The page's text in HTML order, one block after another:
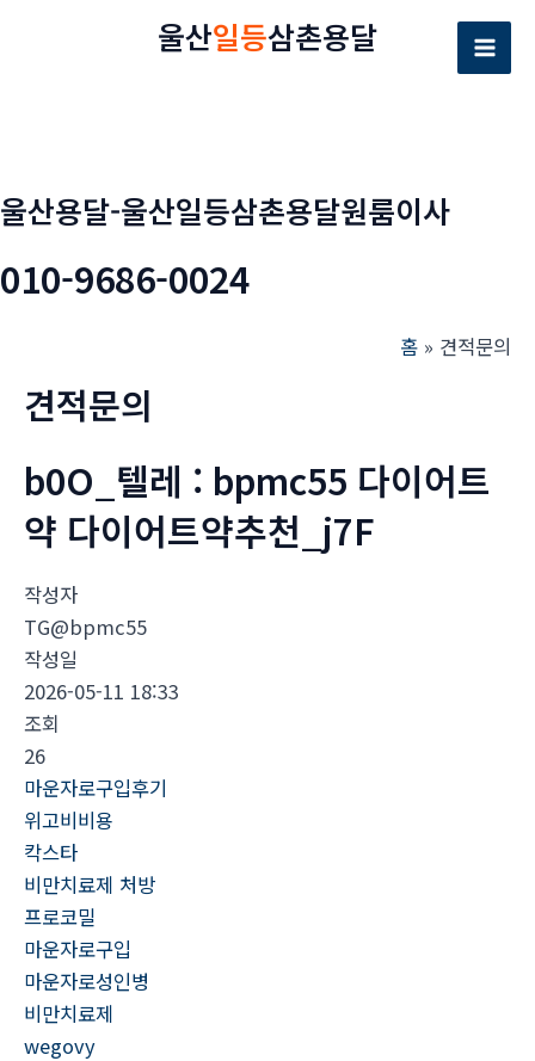
뛰
울산일등삼촌용달
Main
울산용달-울산일등삼촌용달원룸이사
010-9686-0024
홈 견적문의
견적문의
b0O_텔레 : bpmc55 다이어트
약 다이어트약추천_j7F
작성자
TG@bpmc55
작성일
2026-05-11 18:33
조회
26
마운자로구입후기
위고비비용
칵스타
비만치료제 처방
프로코밀
마운자로구입
마운자로성인병
비만치료제
wegovy